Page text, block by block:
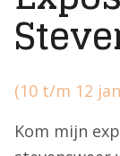
(10 t/m 12
Kom mijn